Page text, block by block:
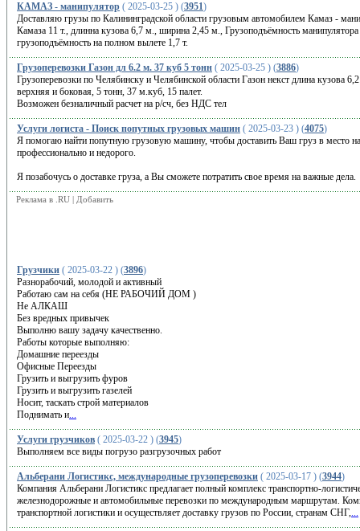
КАМАЗ - манипулятор ( 2025-03-25 ) (3951)
Доставляю грузы по Калининградской области грузовым автомобилем Камаз -
Камаза 11 т., длинна кузова 6,7 м., ширина 2,45 м., Грузоподъёмность
грузоподъёмность на полном вылете 1,7 т.
Грузоперевозки Газон дл 6.2 м. 37 куб 5 тонн ( 2025-03-25 ) (3886)
Грузоперевозки по Челябинску и Челябинской области Газон некст длина кузова
верхняя и боковая, 5 тонн, 37 м.куб, 15 палет.
Возможен безналичный расчет на р/сч, без НДС тел
Услуги логиста - Поиск попутных грузовых машин ( 2025-03-23 ) (4075)
Я помогаю найти попутную грузовую машину, чтобы доставить Ваш груз в место
профессионально и недорого.
Я позабочусь о доставке груза, а Вы сможете потратить свое время на важные дела.
Реклама в .RU | Добавить
Грузчики ( 2025-03-22 ) (3896)
Разнорабочий, молодой и активный
Работаю сам на себя (НЕ РАБОЧИЙ ДОМ )
Не АЛКАШ
Без вредных привычек
Выполню вашу задачу качественно.
Работы которые выполняю:
Домашние переезды
Офисные Переезды
Грузить и выгрузить фуров
Грузить и выгрузить газелей
Носит, таскать строй материалов
Поднимать и...
Услуги грузчиков ( 2025-03-22 ) (3945)
Выполняем все виды погрузо разгрузочных работ
Альберани Логистикс, международные грузоперевозки ( 2025-03-17 ) (3944)
Компания Альберани Логистикс предлагает полный комплекс транспортно-
железнодорожные и автомобильные перевозки по международным маршрутам.
транспортной логистики и осуществляет доставку грузов по России, странам СНГ,...